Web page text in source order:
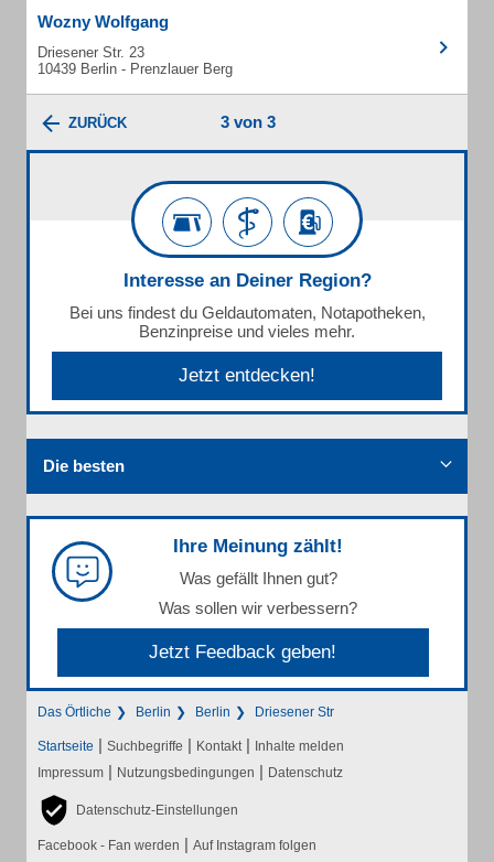
Wozny Wolfgang
Driesener Str. 23
10439 Berlin - Prenzlauer Berg
ZURÜCK 3 von 3
Interesse an Deiner Region?
Bei uns findest du Geldautomaten, Notapotheken,
Benzinpreise und vieles mehr.
Jetzt entdecken!
Die besten
Ihre Meinung zählt!
Was gefällt Ihnen gut?
Was sollen wir verbessern?
Jetzt Feedback geben!
Das Örtliche Berlin Berlin Driesener Str
Startseite | Suchbegriffe | Kontakt | Inhalte melden
Impressum | Nutzungsbedingungen | Datenschutz
Datenschutz-Einstellungen
Facebook - Fan werden | Auf Instagram folgen